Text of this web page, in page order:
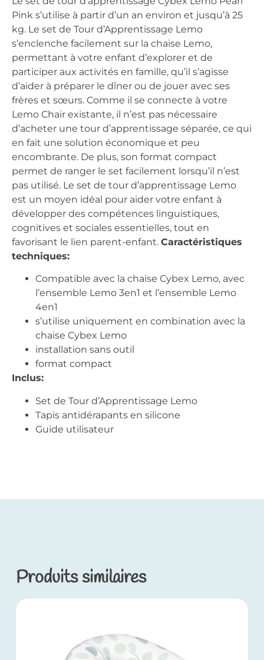
Pink s’utilise à partir d’un an environ et jusqu’à 25
kg. Le set de Tour d’Apprentissage Lemo
s’enclenche facilement sur la chaise Lemo,
permettant à votre enfant d’explorer et de
participer aux activités en famille, qu’il s’agisse
d’aider à préparer le dîner ou de jouer avec ses
frères et sœurs. Comme il se connecte à votre
Lemo Chair existante, il n’est pas nécessaire
d’acheter une tour d’apprentissage séparée, ce qui
en fait une solution économique et peu
encombrante. De plus, son format compact
permet de ranger le set facilement lorsqu’il n’est
pas utilisé. Le set de tour d’apprentissage Lemo
est un moyen idéal pour aider votre enfant à
développer des compétences linguistiques,
cognitives et sociales essentielles, tout en
favorisant le lien parent-enfant. Caractéristiques
techniques:
Compatible avec la chaise Cybex Lemo, avec
l’ensemble Lemo 3en1 et l’ensemble Lemo
4en1
s’utilise uniquement en combination avec la
chaise Cybex Lemo
installation sans outil
format compact
Inclus:
Set de Tour d’Apprentissage Lemo
Tapis antidérapants en silicone
Guide utilisateur
Produits similaires